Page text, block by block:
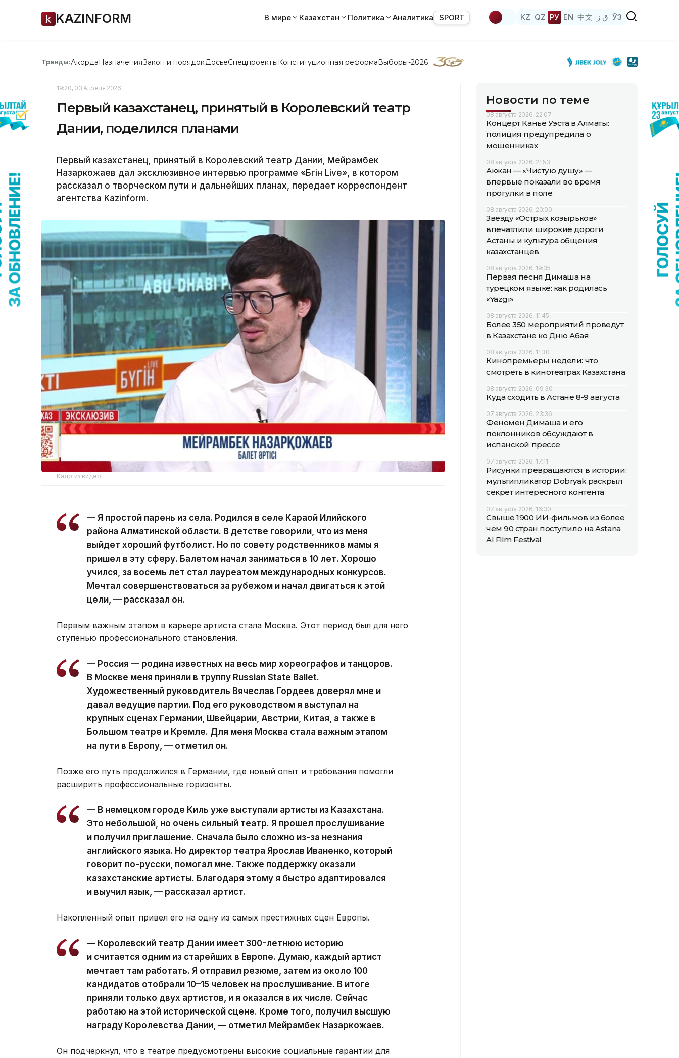
KAZINFORM В мире Казахстан Политика Аналитика SPORT KZ QZ РУ EN 中文 ق ز ЎЗ
Тренды:АкордаНазначенияЗакон и порядок ДосьеСпецпроектыКонституционная реформаВыборы-2026
19:20, 03 Апреля 2026
Первый казахстанец, принятый в Королевский театр
Дании, поделился планами
Первый казахстанец, принятый в Королевский театр Дании, Мейрамбек
Назаркожаев дал эксклюзивное интервью программе «Бүгін Live», в котором
рассказал о творческом пути и дальнейших планах, передает корреспондент
агентства Kazinform.
Кадр из видео
— Я простой парень из села. Родился в селе Караой Илийского
района Алматинской области. В детстве говорили, что из меня
выйдет хороший футболист. Но по совету родственников мамы я
пришел в эту сферу. Балетом начал заниматься в 10 лет. Хорошо
учился, за восемь лет стал лауреатом международных конкурсов.
Мечтал совершенствоваться за рубежом и начал двигаться к этой
цели, — рассказал он.
Первым важным этапом в карьере артиста стала Москва. Этот период был для него
ступенью профессионального становления.
— Россия — родина известных на весь мир хореографов и танцоров.
В Москве меня приняли в труппу Russian State Ballet.
Художественный руководитель Вячеслав Гордеев доверял мне и
давал ведущие партии. Под его руководством я выступал на
крупных сценах Германии, Швейцарии, Австрии, Китая, а также в
Большом театре и Кремле. Для меня Москва стала важным этапом
на пути в Европу, — отметил он.
Позже его путь продолжился в Германии, где новый опыт и требования помогли
расширить профессиональные горизонты.
— В немецком городе Киль уже выступали артисты из Казахстана.
Это небольшой, но очень сильный театр. Я прошел прослушивание
и получил приглашение. Сначала было сложно из-за незнания
английского языка. Но директор театра Ярослав Иваненко, который
говорит по-русски, помогал мне. Также поддержку оказали
казахстанские артисты. Благодаря этому я быстро адаптировался
и выучил язык, — рассказал артист.
Накопленный опыт привел его на одну из самых престижных сцен Европы.
— Королевский театр Дании имеет 300-летнюю историю
и считается одним из старейших в Европе. Думаю, каждый артист
мечтает там работать. Я отправил резюме, затем из около 100
кандидатов отобрали 10–15 человек на прослушивание. В итоге
приняли только двух артистов, и я оказался в их числе. Сейчас
работаю на этой исторической сцене. Кроме того, получил высшую
награду Королевства Дании, — отметил Мейрамбек Назаркожаев.
Он подчеркнул, что в театре предусмотрены высокие социальные гарантии для
Новости по теме
08 августа 2026, 22:07
Концерт Канье Уэста в Алматы:
полиция предупредила о
мошенниках
08 августа 2026, 21:53
Акжан — «Чистую душу» —
впервые показали во время
прогулки в поле
08 августа 2026, 20:00
Звезду «Острых козырьков»
впечатлили широкие дороги
Астаны и культура общения
казахстанцев
08 августа 2026, 19:35
Первая песня Димаша на
турецком языке: как родилась
«Yazgı»
08 августа 2026, 11:45
Более 350 мероприятий проведут
в Казахстане ко Дню Абая
08 августа 2026, 11:30
Кинопремьеры недели: что
смотреть в кинотеатрах Казахстана
08 августа 2026, 09:30
Куда сходить в Астане 8-9 августа
07 августа 2026, 23:36
Феномен Димаша и его
поклонников обсуждают в
испанской прессе
07 августа 2026, 17:11
Рисунки превращаются в истории:
мультипликатор Dobryak раскрыл
секрет интересного контента
07 августа 2026, 16:30
Свыше 1900 ИИ-фильмов из более
чем 90 стран поступило на Astana
AI Film Festival